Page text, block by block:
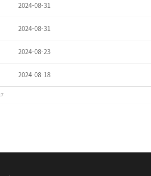
2024-08-31
2024-08-31
2024-08-23
2024-08-18